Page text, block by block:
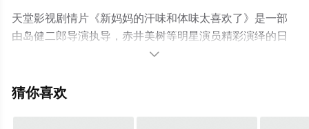
天堂影视剧情片《新妈妈的汗味和体味太喜欢了》是一部
由岛健二郎导演执导，赤井美树等明星演员精彩演绎的日
本电影，手机免费观看高清未删减完整版电影大全就上天
情网等平台了解。

猜你喜欢